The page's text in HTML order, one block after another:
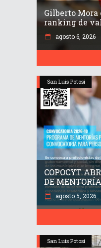
Gilberto Mora
ranking de
agosto 6, 2026
San Luis Potosí
COPOCYT
DE
agosto 5, 2026
San Luis Potosí